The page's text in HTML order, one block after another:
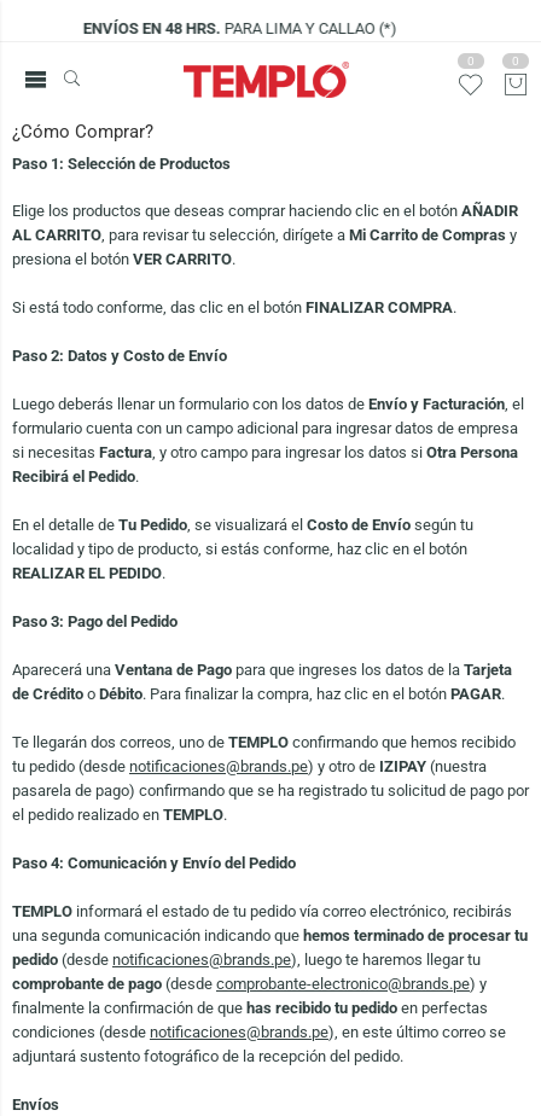
PARA LIMA Y CALLAO (*)
0 0
¿Cómo Comprar?
Paso 1: Selección de Productos
Elige los productos que deseas comprar haciendo clic en el botón AÑADIR
AL CARRITO, para revisar tu selección, dirígete a Mi Carrito de Comprasy
presiona el botón VER CARRITO.
Si está todo conforme, das clic en el botón FINALIZAR COMPRA.
Paso 2: Datos y Costo de Envío
Luego deberás llenar un formulario con los datos de Envío y Facturación, el
formulario cuenta con un campo adicional para ingresar datos de empresa
si necesitas Factura, y otro campo para ingresar los datos si Otra Persona
Recibirá el Pedido.
En el detalle de Tu Pedido, se visualizará el Costo de Envíosegún tu
localidad y tipo de producto, si estás conforme, haz clic en el botón
REALIZAR EL PEDIDO.
Paso 3: Pago del Pedido
Aparecerá una Ventana de Pagopara que ingreses los datos de la Tarjeta
de Crédito oDébito. Para finalizar la compra, haz clic en el botón PAGAR.
Te llegarán dos correos, uno de TEMPLOconfirmando que hemos recibido
tu pedido (desde notificaciones@brands.pe) y otro de IZIPAY(nuestra
pasarela de pago) confirmando que se ha registrado tu solicitud de pago por
el pedido realizado en TEMPLO.
Paso 4: Comunicación y Envío del Pedido
TEMPLOinformará el estado de tu pedido vía correo electrónico, recibirás
una segunda comunicación indicando que hemos terminado de procesar tu
pedido (desde notificaciones@brands.pe), luego te haremos llegar tu
comprobante de pago (desde comprobante-electronico@brands.pe) y
finalmente la confirmación de que has recibido tu pedidoen perfectas
condiciones (desde notificaciones@brands.pe), en este último correo se
adjuntará sustento fotográfico de la recepción del pedido.
Envíos